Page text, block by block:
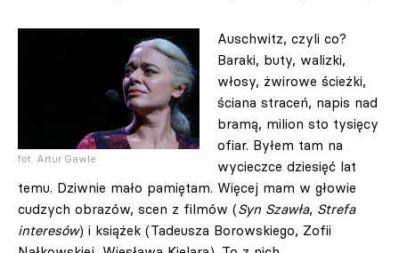
fot. Artur Gawle
Auschwitz, czyli co?
Baraki, buty, walizki,
włosy, żwirowe ścieżki,
ściana straceń, napis nad
bramą, milion sto tysięcy
ofiar. Byłem tam na
wycieczce dziesięć lat
temu. Dziwnie mało pamiętam. Więcej mam w głowie
cudzych obrazów, scen z filmów (Syn Szawła, Strefa
interesów) i książek (Tadeusza Borowskiego, Zofii